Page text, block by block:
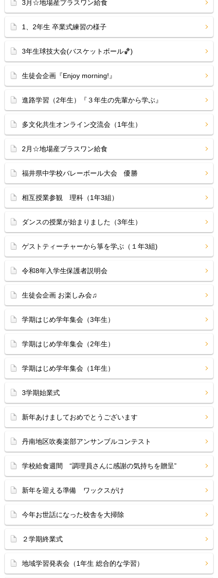
3月☆地場産プラスワン給食
1、2年生 卒業式練習の様子
3年生球技大会(バスケットボール🏀)
生徒会企画『Enjoy morning!』
進路学習（2年生）『３年生の先輩から学ぶ』
多文化共生オンライン交流会（1年生）
2月☆地場産プラスワン給食
福井県中学校バレーボール大会 優勝
相互授業参観 理科（1年3組）
ダンスの授業が始まりました（3年生）
ゲストティーチャーから箏を学ぶ（１年3組)
令和8年入学生保護者説明会
生徒会企画 お楽しみ会♫
学期はじめ学年集会（3年生）
学期はじめ学年集会（2年生）
学期はじめ学年集会（1年生）
3学期始業式
新年あけましておめでとうございます
丹南地区吹奏楽部アンサンブルコンテスト
学校給食週間 “調理員さんに感謝の気持ちを贈呈”
新年を迎える準備 ワックスがけ
今年お世話になった校舎を大掃除
２学期終業式
地域学習発表会（1年生 総合的な学習）